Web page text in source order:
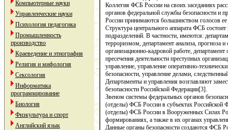
Компьютерные науки
Управленческие науки
Психология педагогика
Промышленность
производство
Краеведение и этнография
Религия и мифология
Сексология
Информатика
программирование
Биология
Физкультура и спорт
Английский язык
Коллегия ФСБ России на своих заседаниях
органов федеральной службы безопасности
России принимаются большинством голосов
Структура центрального аппарата ФСБ
подразделений. В частности, имеются:
терроризмом, департамент анализа, прогноза и
организационно-кадровой работе, департамент
пресечения деятельности преступных
управление, управление оперативно-
безопасности, управление делами,
Департаменты и управления возглавляют
безопасности Российской Федерации[3].
Звеном системы федеральных органов
(отделы) ФСБ России в субъектах Российской
(отделы) ФСБ России в Вооруженных Силах
формированиях, а также в их органах
Данные органы безопасности создаются ФСБ